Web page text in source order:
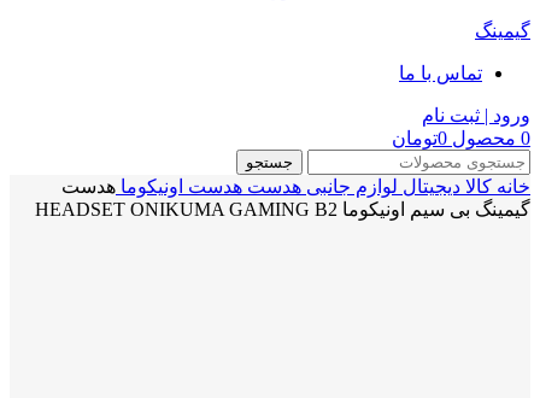
گیمینگ
تماس با ما
ورود | ثبت نام
0 محصول 0تومان
جستجو
خانه کالا دیجیتال لوازم جانبی هدست هدست اونیکوما هدست
گیمینگ بی سیم اونیکوما HEADSET ONIKUMA GAMING B2